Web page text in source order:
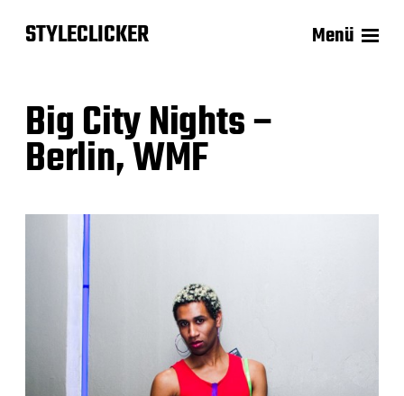
STYLECLICKER Menü
Big City Nights –
Berlin, WMF